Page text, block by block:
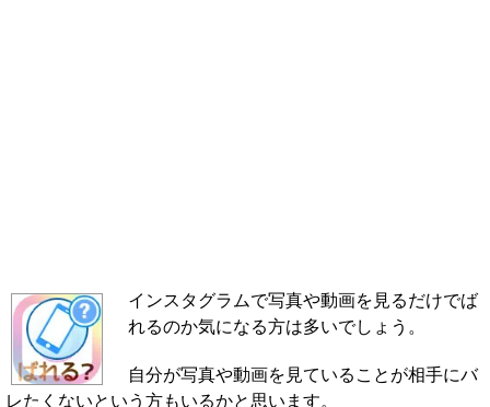
インスタグラムで写真や動画を見るだけでば
れるのか気になる方は多いでしょう。
自分が写真や動画を見ていることが相手にバ
レたくないという方もいるかと思います。